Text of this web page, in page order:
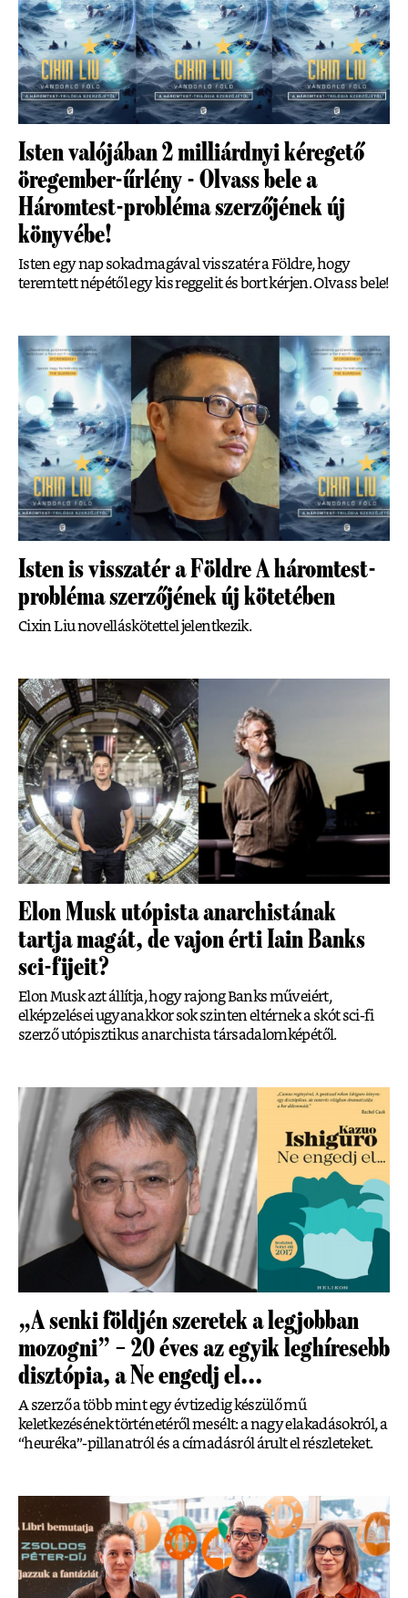
Isten valójában 2 milliárdnyi kéregető
öregember-űrlény - Olvass bele a
Háromtest-probléma szerzőjének új
könyvébe!
Isten egy nap sokadmagával visszatér a Földre, hogy
teremtett népétől egy kis reggelit és bort kérjen. Olvass bele!
Isten is visszatér a Földre A háromtest-
probléma szerzőjének új kötetében
Cixin Liu novelláskötettel jelentkezik.
Elon Musk utópista anarchistának
tartja magát, de vajon érti Iain Banks
sci-fijeit?
Elon Musk azt állítja, hogy rajong Banks műveiért,
elképzelései ugyanakkor sok szinten eltérnek a skót sci-fi
szerző utópisztikus anarchista társadalomképétől.
„A senki földjén szeretek a legjobban
mozogni” – 20 éves az egyik leghíresebb
disztópia, a Ne engedj el...
A szerző a több mint egy évtizedig készülő mű
keletkezésének történetéről mesélt: a nagy elakadásokról, a
“heuréka”-pillanatról és a címadásról árult el részleteket.